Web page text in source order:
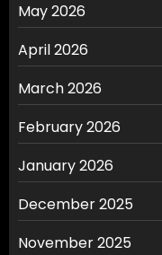
May 2026
April 2026
March 2026
February 2026
January 2026
December 2025
November 2025